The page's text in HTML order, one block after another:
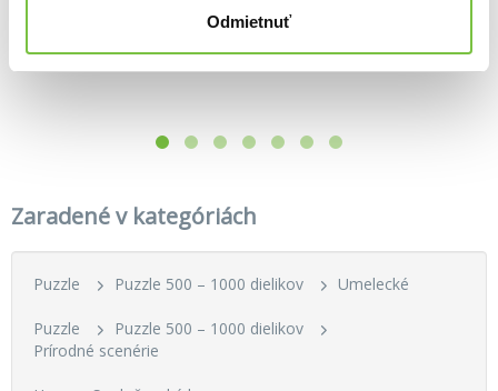
Odmietnuť
Zaradené v kategóriách
Puzzle Puzzle 500 – 1000 dielikov Umelecké
Puzzle
Puzzle 500 – 1000 dielikov
Prírodné scenérie